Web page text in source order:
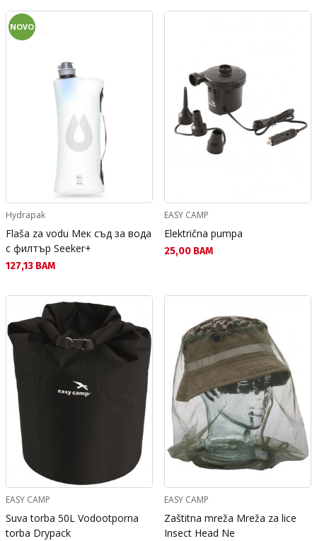
NOVO
Hydrapak
Flaša za vodu Мек съд за вода
с филтър Seeker+
Текуща цена:
127,13 BAM
EASY CAMP
Električna pumpa
Текуща цена:
25,00 BAM
EASY CAMP
Suva torba 50L Vodootporna
torba Drypack
EASY CAMP
Zaštitna mreža Mreža za lice
Insect Head Ne